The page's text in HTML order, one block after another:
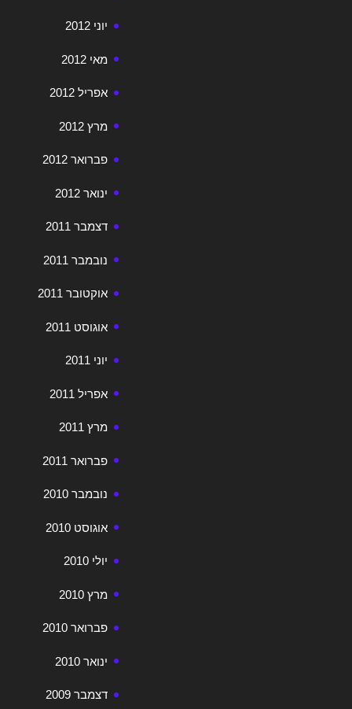
יוני 2012
מאי 2012
אפריל 2012
מרץ 2012
פברואר 2012
ינואר 2012
דצמבר 2011
נובמבר 2011
אוקטובר 2011
אוגוסט 2011
יוני 2011
אפריל 2011
מרץ 2011
פברואר 2011
נובמבר 2010
אוגוסט 2010
יולי 2010
מרץ 2010
פברואר 2010
ינואר 2010
דצמבר 2009